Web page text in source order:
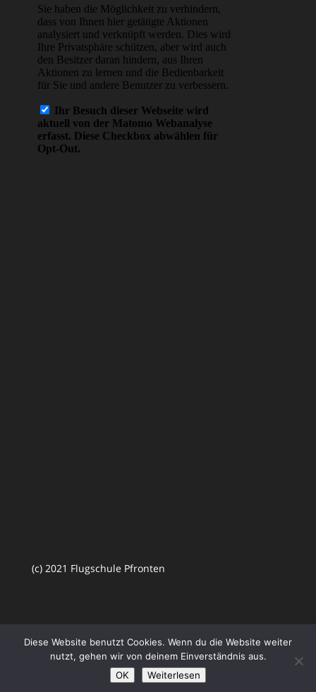
(c) 2021 Flugschule Pfronten
Designed byElegant Themes| Powered by
Diese Website benutzt Cookies. Wenn du die Website weiter
nutzt, gehen wir von deinem Einverständnis aus.
OK
Weiterlesen